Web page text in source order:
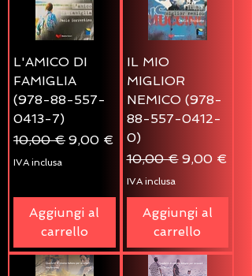
L'AMICO DI
FAMIGLIA
(978-88-557-
0413-7)
Prezzo regolare
10,00 € Prezzo scontato
9,00 €
IVA inclusa
Aggiungi al
carrello
IL MIO
MIGLIOR
NEMICO (978-
88-557-0412-
0)
Prezzo regolare
10,00 € Prezzo
9,00 €
IVA inclusa
Aggiungi al
carrello